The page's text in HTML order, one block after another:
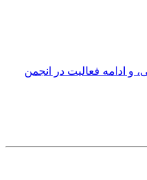
و ادامه فعالیت در انجمن